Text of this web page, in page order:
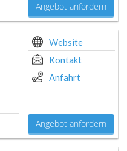
Angebot anfordern
Website
Kontakt
Anfahrt
Angebot anfordern